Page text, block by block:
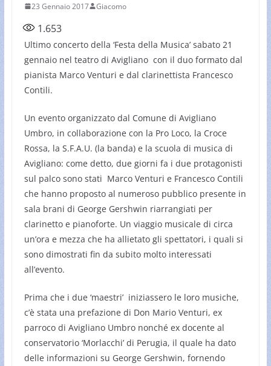
23 Gennaio 2017 Giacomo
1.653
Ultimo concerto della ‘Festa della Musica’ sabato 21
gennaio nel teatro di Avigliano con il duo formato dal
pianista Marco Venturi e dal clarinettista Francesco
Contili.
Un evento organizzato dal Comune di Avigliano
Umbro, in collaborazione con la Pro Loco, la Croce
Rossa, la S.F.A.U. (la banda) e la scuola di musica di
Avigliano: come detto, due giorni fa i due protagonisti
sul palco sono stati Marco Venturi e Francesco Contili
che hanno proposto al numeroso pubblico presente in
sala brani di George Gershwin riarrangiati per
clarinetto e pianoforte. Un viaggio musicale di circa
un’ora e mezza che ha allietato gli spettatori, i quali si
sono dimostrati fin da subito molto interessati
all’evento.
Prima che i due ‘maestri’ iniziassero le loro musiche,
c’è stata una prefazione di Don Mario Venturi, ex
parroco di Avigliano Umbro nonché ex docente al
conservatorio ‘Morlacchi’ di Perugia, il quale ha dato
delle informazioni su George Gershwin, fornendo